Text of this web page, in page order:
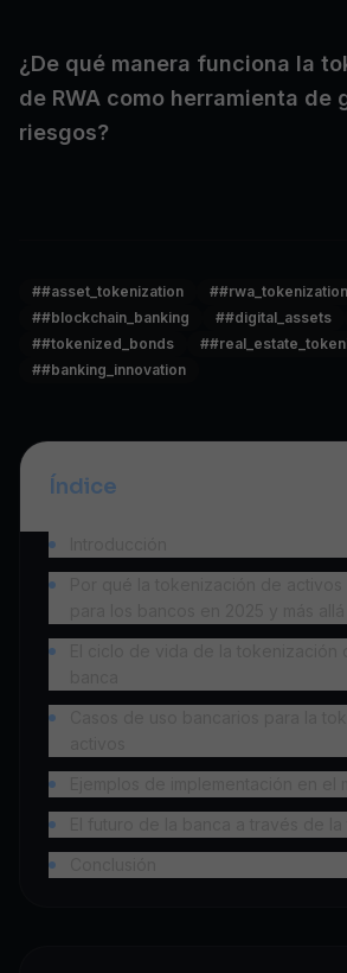
¿De qué manera funciona la
de RWA como herramienta de
riesgos?
##asset_tokenization ##rwa_tokenization
##blockchain_banking ##digital_assets
##tokenized_bonds #
##banking_innovation
Índice